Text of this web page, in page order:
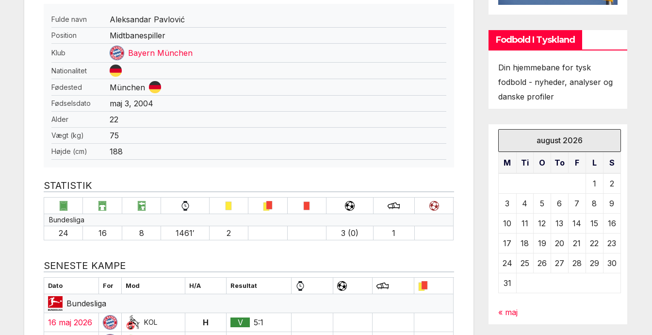
Fulde navn Aleksandar Pavlović
Position Midtbanespiller
Klub Bayern München
Nationalitet
Fødested
München
Fødselsdato maj 3, 2004
Alder 22
Vægt (kg) 75
Højde (cm) 188
STATISTIK
Bundesliga
24 16 8 1461′ 2 3 (0) 1
SENESTE KAMPE
Dato For Mod H/A Resultat
Bundesliga
16 maj 2026
KOL H V
5:1
Fodbold I Tyskland
Din hjemmebane for tysk
fodbold - nyheder, analyser og
danske profiler
august 2026
M Ti O To F L S
1 2
3 4 5 6 7 8 9
10 11 12 13 14 15 16
17 18 19 20 21 22 23
24 25 26 27 28 29 30
31
« maj